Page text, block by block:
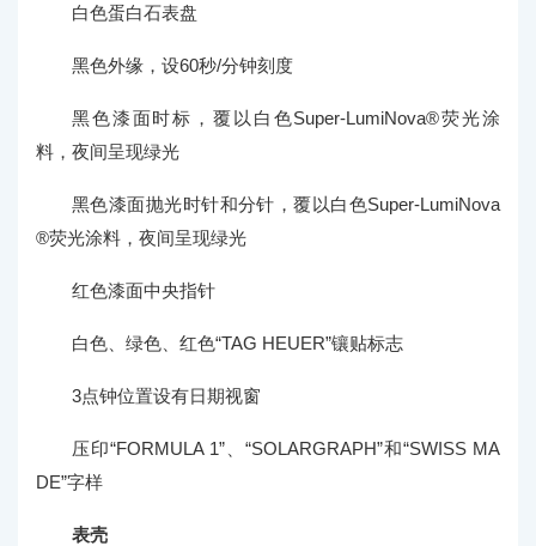
白色蛋白石表盘
黑色外缘，设60秒/分钟刻度
黑色漆面时标，覆以白色Super-LumiNova®荧光涂
料，夜间呈现绿光
黑色漆面抛光时针和分针，覆以白色Super-LumiNova
®荧光涂料，夜间呈现绿光
红色漆面中央指针
白色、绿色、红色“TAG HEUER”镶贴标志
3点钟位置设有日期视窗
压印“FORMULA 1”、“SOLARGRAPH”和“SWISS MA
DE”字样
表壳